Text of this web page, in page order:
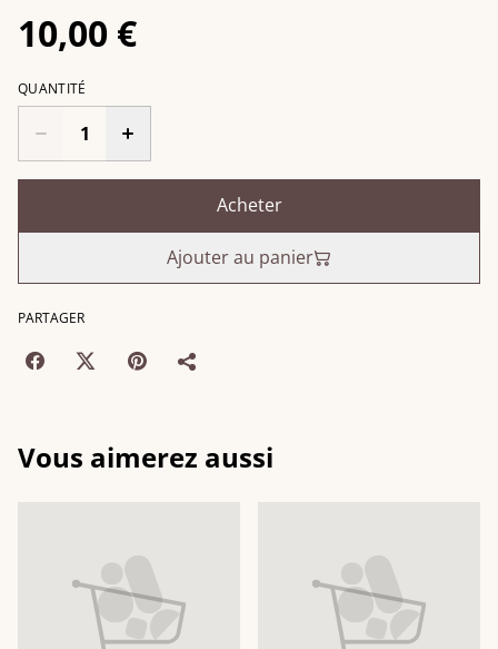
10,00 €
QUANTITÉ
Acheter
Ajouter au panier
PARTAGER
Vous aimerez aussi